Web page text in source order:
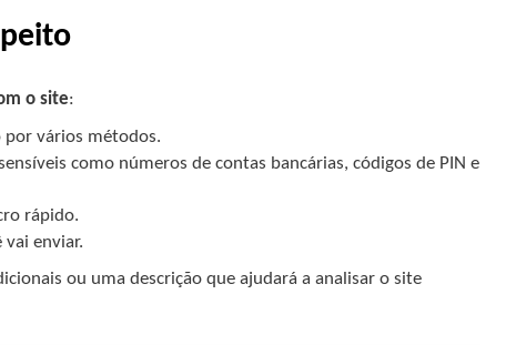
o site:
vários métodos.
como números de contas bancárias, códigos de PIN e
rápido.
vai enviar.
ou uma descrição que ajudará a analisar o site